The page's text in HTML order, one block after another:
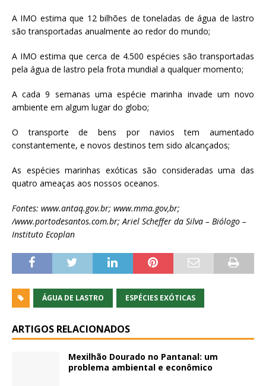
A IMO estima que 12 bilhões de toneladas de água de lastro
são transportadas anualmente ao redor do mundo;
A IMO estima que cerca de 4.500 espécies são transportadas
pela água de lastro pela frota mundial a qualquer momento;
A cada 9 semanas uma espécie marinha invade um novo
ambiente em algum lugar do globo;
O transporte de bens por navios tem aumentado
constantemente, e novos destinos tem sido alcançados;
As espécies marinhas exóticas são consideradas uma das
quatro ameaças aos nossos oceanos.
Fontes: www.antaq.gov.br; www.mma.gov,br;
/www.portodesantos.com.br; Ariel Scheffer da Silva – Biólogo –
Instituto Ecoplan
ÁGUA DE LASTRO ESPÉCIES EXÓTICAS
ARTIGOS RELACIONADOS
Mexilhão Dourado no Pantanal: um
problema ambiental e econômico